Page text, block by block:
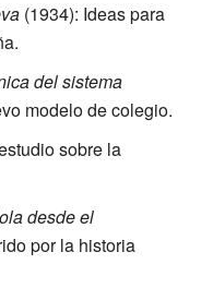
(1934): Ideas para
del sistema
modelo de colegio.
sobre la
desde el
por la historia